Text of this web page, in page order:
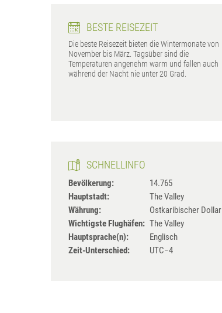
BESTE REISEZEIT
Die beste Reisezeit bieten die Wintermonate von
November bis März. Tagsüber sind die
Temperaturen angenehm warm und fallen auch
während der Nacht nie unter 20 Grad.
SCHNELLINFO
Bevölkerung:
14.765
Hauptstadt:
The Valley
Währung:
Ostkaribischer Dollar
Wichtigste Flughäfen: The Valley
Hauptsprache(n):
Englisch
Zeit-Unterschied:
UTC−4